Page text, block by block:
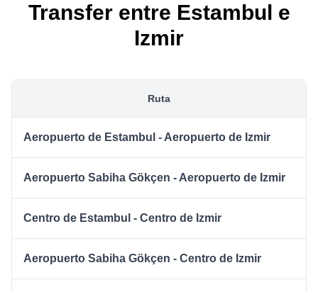
Transfer entre Estambul e
Izmir
Ruta
Aeropuerto de Estambul - Aeropuerto de Izmir
Aeropuerto Sabiha Gökçen - Aeropuerto de Izmir
Centro de Estambul - Centro de Izmir
Aeropuerto Sabiha Gökçen - Centro de Izmir